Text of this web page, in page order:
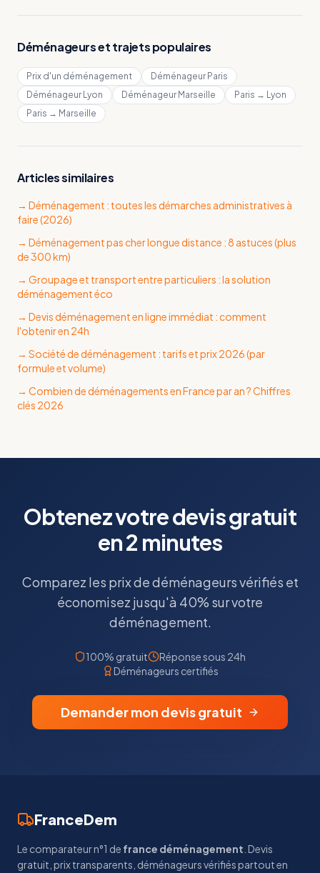
Déménageurs et trajets populaires
Prix d'un déménagement
Déménageur Paris
Déménageur Lyon
Déménageur Marseille
Paris → Lyon
Paris → Marseille
Articles similaires
→ Déménagement : toutes les démarches administratives à
faire (2026)
→ Déménagement pas cher longue distance : 8 astuces (plus
de 300 km)
→ Groupage et transport entre particuliers : la solution
déménagement éco
→ Devis déménagement en ligne immédiat : comment
l'obtenir en 24h
→ Société de déménagement : tarifs et prix 2026 (par
formule et volume)
→ Combien de déménagements en France par an ? Chiffres
clés 2026
Obtenez votre devis gratuit
en 2 minutes
Comparez les prix de déménageurs vérifiés et
économisez jusqu'à 40% sur votre
déménagement.
100% gratuit
Réponse sous 24h
Déménageurs certifiés
Demander mon devis gratuit
FranceDem
Le comparateur n°1 de france déménagement . Devis
gratuit, prix transparents, déménageurs vérifiés partout en